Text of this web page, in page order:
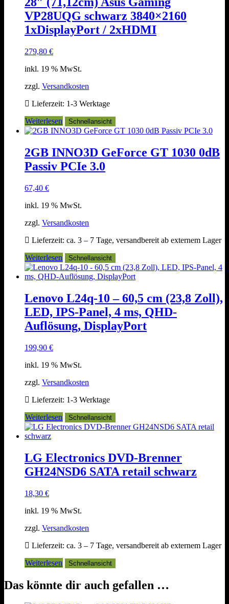
VP28UQG schwarz 3840×2160
1xDisplayPort / 2xHDMI
279,80 €
inkl. 19 % MwSt.
zzgl. Versandkosten
Lieferzeit: 1-3 Werktage
Weiterlesen
Schnellansicht
2GB INNO3D GeForce GT 1030 0dB
Passiv PCIe 3.0
67,40 €
inkl. 19 % MwSt.
zzgl. Versandkosten
Lieferzeit: ca. 3 – 7 Tage, versandbereit ab externem Lager
Weiterlesen
Schnellansicht
Lenovo L24q-10 – 60,5 cm (23,8 Zoll),
LED, IPS-Panel, 4 ms, QHD-
Auflösung, DisplayPort
199,90 €
inkl. 19 % MwSt.
zzgl. Versandkosten
Lieferzeit: 1-3 Werktage
Weiterlesen
Schnellansicht
LG Electronics DVD-Brenner
GH24NSD6 SATA retail schwarz
18,30 €
inkl. 19 % MwSt.
zzgl. Versandkosten
Lieferzeit: ca. 3 – 7 Tage, versandbereit ab externem Lager
Weiterlesen
Schnellansicht
Das könnte dir auch gefallen …